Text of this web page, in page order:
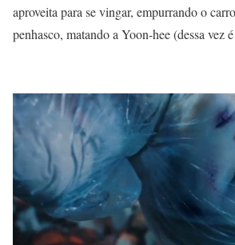
aproveita para se vingar, empurrando o
penhasco, matando a Yoon-hee (dessa vez